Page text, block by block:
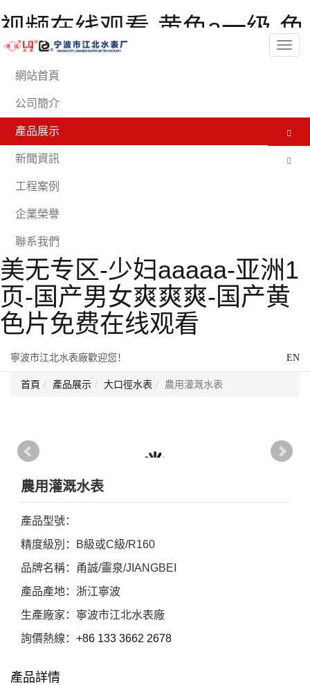
视频在线观看-黄色a一级-色
欲av伊人久久大香线蕉影院-
亚洲另类色图-男女在线观
看-亚洲欧美日韩在线播放-
久久韩国-99精品一区二区-
伊人射-91亚洲精品久久久蜜
桃网站-骚虎免费视频-91禁
在线动漫-视频一区亚洲-91
极品国产-日韩一级不卡-欧
美无专区-少妇aaaaa-亚洲1
页-国产男女爽爽爽-国产黄
色片免费在线观看
寧波市江北水表廠歡迎您！ EN
分
網站首頁
公司簡介
產品展示
新聞資訊
工程案例
企業榮譽
聯系我們
首頁 產品展示 大口徑水表 農用灌溉水表
農用灌溉水表
產品型號：
精度級別：B級或C級/R160
品牌名稱：甬誠/靈泉/JIANGBEI
產品產地：浙江寧波
生產廠家：寧波市江北水表廠
詢價熱線： +86 133 3662 2678
產品詳情